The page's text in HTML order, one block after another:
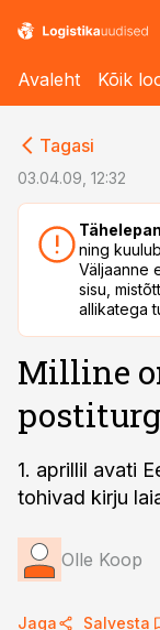
Avaleht Kõik
Tagasi
03.04.09, 12:32
ning
Väljaanne
sisu,
allikatega
Milline
1. aprillil avati
tohivad kirju
Olle Koop
Jaga Salvesta